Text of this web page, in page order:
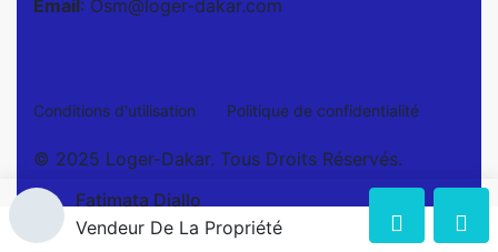
Email: Osm@loger-dakar.com
Conditions d'utilisation Politique de confidentialité
© 2025 Loger-Dakar. Tous Droits Réservés.
Fatimata Diallo
Vendeur De La Propriété